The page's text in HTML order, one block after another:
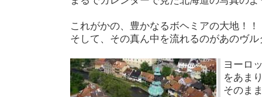
これがかの、豊かなるボヘミアの大地！！
そして、その真ん中を流れるのがあのヴ
ヨーロ
をあま
そのま